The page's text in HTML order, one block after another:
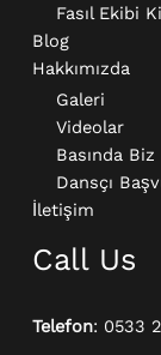
Fasıl Ekibi
Blog
Hakkımızda
Galeri
Videolar
Basında Biz
Dansçı
İletişim
Call Us
Telefon: 0533